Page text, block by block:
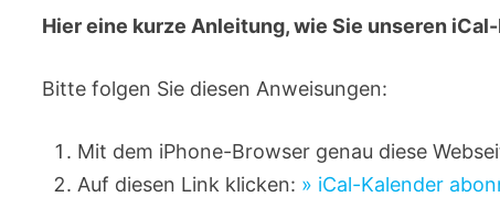
Hier eine kurze Anleitung, wie Sie unseren
Bitte folgen Sie diesen Anweisungen:
Mit dem iPhone-Browser genau diese
Auf diesen Link klicken: » iCal-Kalender